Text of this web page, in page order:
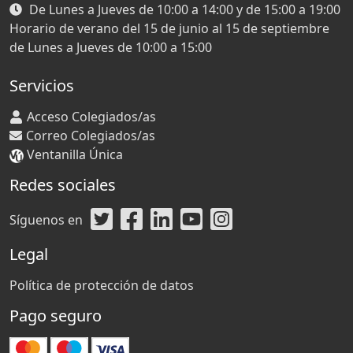
De Lunes a Jueves de 10:00 a 14:00 y de 15:00 a 19:00
Horario de verano del 15 de junio al 15 de septiembre
de Lunes a Jueves de 10:00 a 15:00
Servicios
Acceso Colegiados/as
Correo Colegiados/as
Ventanilla Única
Redes sociales
Síguenos en
Legal
Política de protección de datos
Pago seguro